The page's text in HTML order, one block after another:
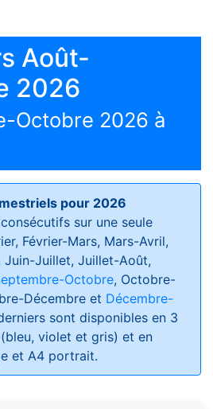
Août-
2026
Octobre 2026 à
pour 2026
sur une seule
Février-Mars, Mars-Avril,
Juin-Juillet, Juillet-Août,
Octobre, Octobre-
Décembre et Décembre-
sont disponibles en 3
violet et gris) et en
et A4 portrait.